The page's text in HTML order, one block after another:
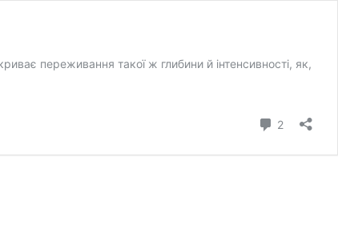
переживання такої ж глибини й інтенсивності, як,
2коментарі